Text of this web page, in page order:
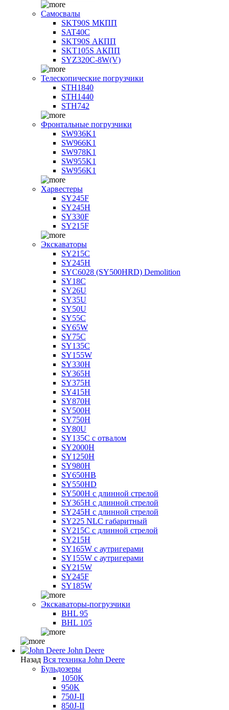
Самосвалы
SKT90S МКПП
SAT40C
SKT90S АКПП
SKT105S АКПП
SYZ320C-8W(V)
Телескопические погрузчики
STH1840
STH1440
STH742
Фронтальные погрузчики
SW936K1
SW966K1
SW978K1
SW955K1
SW956K1
Харвестеры
SY245F
SY245H
SY330F
SY215F
Экскаваторы
SY215C
SY245H
SYC6028 (SY500HRD) Demolition
SY18C
SY26U
SY35U
SY50U
SY55C
SY65W
SY75C
SY135C
SY155W
SY330H
SY365H
SY375H
SY415H
SY870H
SY500H
SY750H
SY80U
SY135C с отвалом
SY2000H
SY1250H
SY980H
SY650HB
SY550HD
SY500H с длинной стрелой
SY365H с длинной стрелой
SY245H с длинной стрелой
SY225 NLC габаритный
SY215C с длинной стрелой
SY215H
SY165W с аутригерами
SY155W с аутригерами
SY215W
SY245F
SY185W
Экскаваторы-погрузчики
BHL 95
BHL 105
John Deere
Назад Вся техника John Deere
Бульдозеры
1050K
950K
750J-II
850J-II